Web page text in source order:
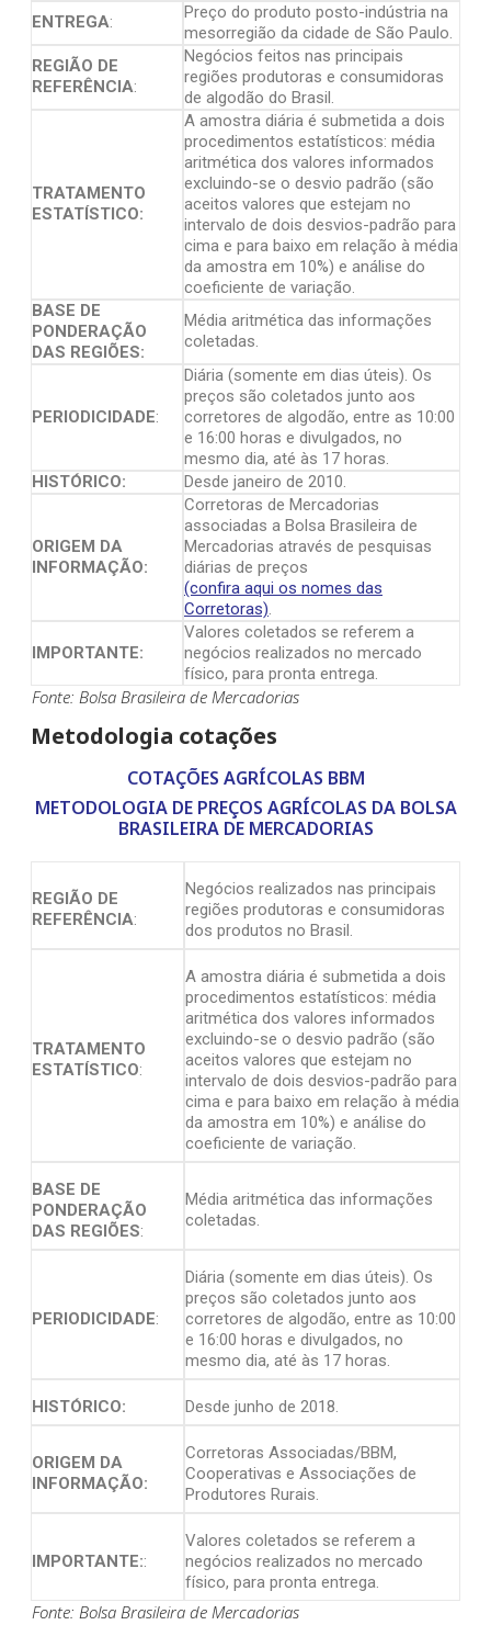
ENTREGA:
Preço do produto posto-indústria na
mesorregião da cidade de São Paulo.
REGIÃO DE
REFERÊNCIA:
Negócios feitos nas principais
regiões produtoras e consumidoras
de algodão do Brasil.
TRATAMENTO
ESTATÍSTICO:
A amostra diária é submetida a dois
procedimentos estatísticos: média
aritmética dos valores informados
excluindo-se o desvio padrão (são
aceitos valores que estejam no
intervalo de dois desvios-padrão para
cima e para baixo em relação à média
da amostra em 10%) e análise do
coeficiente de variação.
BASE DE
PONDERAÇÃO
DAS REGIÕES:
Média aritmética das informações
coletadas.
PERIODICIDADE:
Diária (somente em dias úteis). Os
preços são coletados junto aos
corretores de algodão, entre as 10:00
e 16:00 horas e divulgados, no
mesmo dia, até às 17 horas.
HISTÓRICO:
Desde janeiro de 2010.
ORIGEM DA
INFORMAÇÃO:
Corretoras de Mercadorias
associadas a Bolsa Brasileira de
Mercadorias através de pesquisas
diárias de preços
(confira aqui os nomes das
Corretoras).
IMPORTANTE:
Valores coletados se referem a
negócios realizados no mercado
físico, para pronta entrega.
Fonte: Bolsa Brasileira de Mercadorias
Metodologia cotações
COTAÇÕES AGRÍCOLAS BBM
METODOLOGIA DE PREÇOS AGRÍCOLAS DA BOLSA
BRASILEIRA DE MERCADORIAS
REGIÃO DE
REFERÊNCIA:
Negócios realizados nas principais
regiões produtoras e consumidoras
dos produtos no Brasil.
TRATAMENTO
ESTATÍSTICO:
A amostra diária é submetida a dois
procedimentos estatísticos: média
aritmética dos valores informados
excluindo-se o desvio padrão (são
aceitos valores que estejam no
intervalo de dois desvios-padrão para
cima e para baixo em relação à média
da amostra em 10%) e análise do
coeficiente de variação.
BASE DE
PONDERAÇÃO
DAS REGIÕES:
Média aritmética das informações
coletadas.
PERIODICIDADE:
Diária (somente em dias úteis). Os
preços são coletados junto aos
corretores de algodão, entre as 10:00
e 16:00 horas e divulgados, no
mesmo dia, até às 17 horas.
HISTÓRICO: Desde junho de 2018.
ORIGEM DA
INFORMAÇÃO:
Corretoras Associadas/BBM,
Cooperativas e Associações de
Produtores Rurais.
IMPORTANTE::
Valores coletados se referem a
negócios realizados no mercado
físico, para pronta entrega.
Fonte: Bolsa Brasileira de Mercadorias